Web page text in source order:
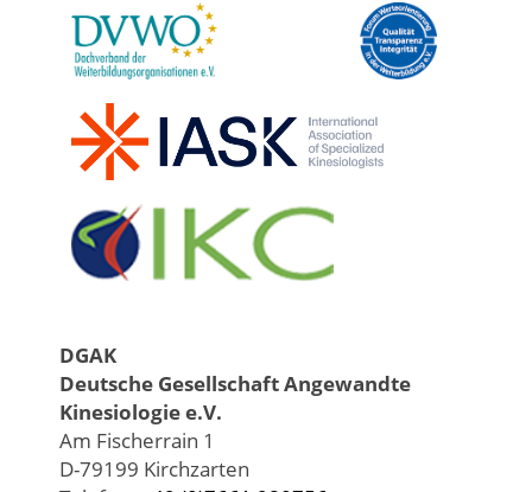
DGAK
Deutsche Gesellschaft Angewandte
Kinesiologie e.V.
Am Fischerrain 1
D-79199 Kirchzarten